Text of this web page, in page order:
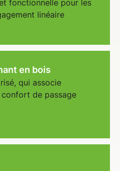
fonctionnelle pour les
linéaire
en bois
qui associe
de passage